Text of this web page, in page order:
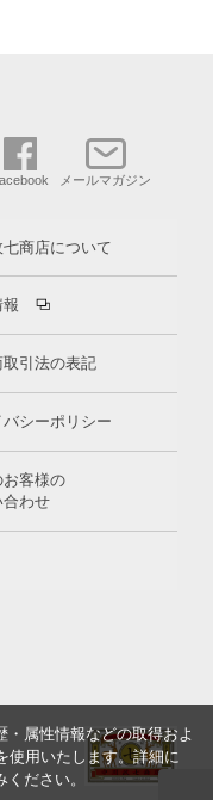
メールマガジン
商店について
取引法の表記
バシーポリシー
お客様の
合わせ
・属性情報などの取得およ
使用いたします。詳細に
ださい。